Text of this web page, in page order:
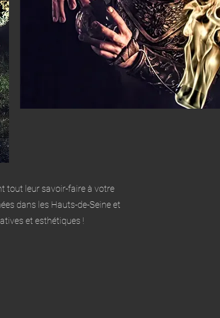
tout leur savoir-faire à votre
dans les Hauts-de-Seine et
et esthétiques !